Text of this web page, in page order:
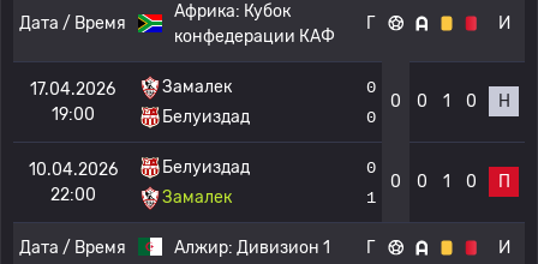
Дата / Время
Африка: Кубок
конфедерации КАФ
Г И
17.04.2026
19:00
Замалек
Белуиздад
0
0
0 0 1 0 Н
10.04.2026
22:00
Белуиздад
Замалек
0
1
0 0 1 0 П
Дата / Время Алжир: Дивизион 1 Г И